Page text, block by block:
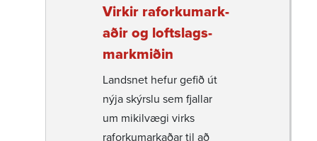
Virkir raforku­mark­
aðir og lofts­lags­
mark­miðin
Landsnet hefur gefið út
nýja skýrslu sem fjallar
um mikil­vægi virks
raforku­mark­aðar til að